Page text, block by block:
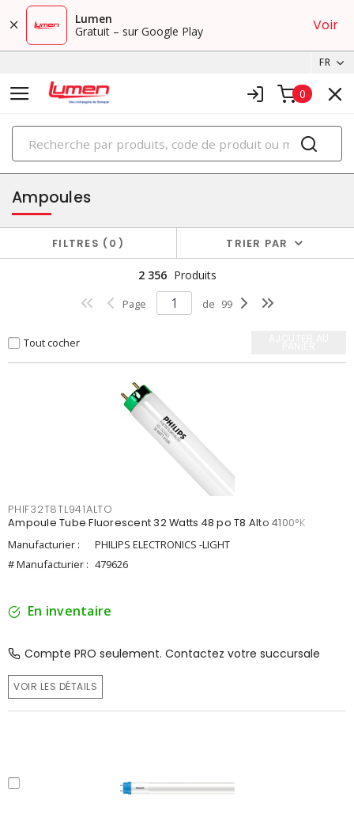
Lumen
Gratuit – sur Google Play
Voir
FR
0
PRODUITS
éclairage
Ampoules
FILTRES 0 TRIER PAR
2 356 Produits
Page de 99
Tout cocher
PHIF32T8TL941ALTO
Ampoule Tube Fluorescent 32 Watts 48 po T8 Alto 4100°K
Manufacturier :
PHILIPS ELECTRONICS -LIGHT
# Manufacturier : 479626
En inventaire
Compte PRO seulement. Contactez votre succursale
VOIR LES DÉTAILS